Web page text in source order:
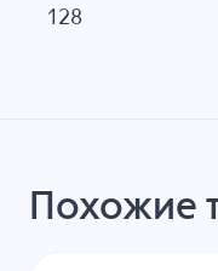
128
Похожие